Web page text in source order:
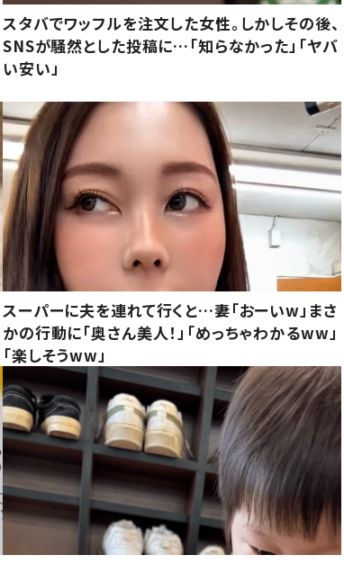
スタバでワッフルを注文した女性。しかしその後、
SNSが騒然とした投稿に…「知らなかった」「ヤバ
い安い」
スーパーに夫を連れて行くと…妻「おーいw」まさ
かの行動に「奥さん美人！」「めっちゃわかるww」
「楽しそうww」